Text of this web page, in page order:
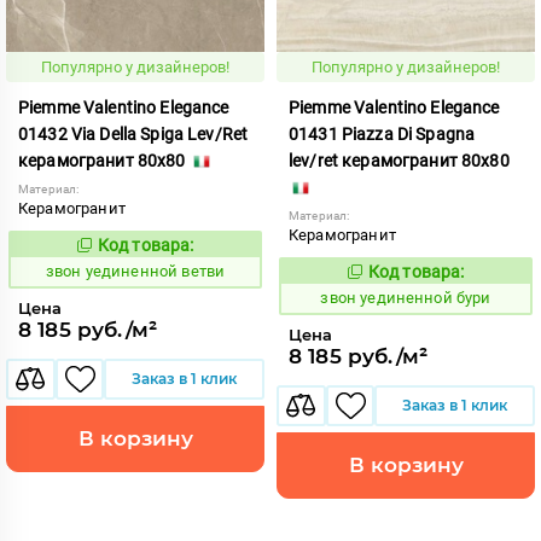
Популярно у дизайнеров!
Piemme Valentino Elegance
01432 Via Della Spiga Lev/Ret
керамогранит 80x80
Материал:
Керамогранит
466634
Код товара:
звон уединенной ветви
Цена
8 185 руб./м²
Заказ в 1 клик
В корзину
Популярно у дизайнеров!
Piemme Valentino Elegance
01431 Piazza Di Spagna
lev/ret керамогранит 80x80
Материал:
Керамогранит
466630
Код товара:
звон уединенной бури
Цена
8 185 руб./м²
Заказ в 1 клик
В корзину